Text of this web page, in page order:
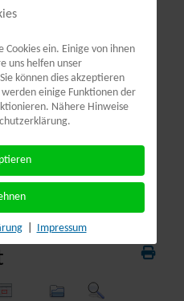
ein. Einige von ihnen
uns helfen unser
können dies akzeptieren
einige Funktionen der
Nähere Hinweise
Impressum